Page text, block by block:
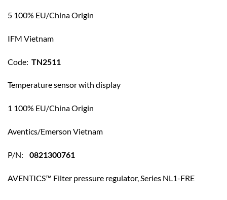
5 100% EU/China Origin
IFM Vietnam
Code: TN2511
Temperature sensor with display
1 100% EU/China Origin
Aventics/Emerson Vietnam
P/N: 0821300761
AVENTICS™ Filter pressure regulator, Series NL1-FRE